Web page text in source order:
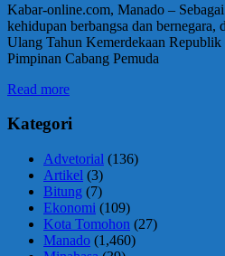
Kabar-online.com, Manado –
kehidupan berbangsa dan bernegara,
Ulang Tahun Kemerdekaan
Pimpinan Cabang Pemuda
Read more
Kategori
Advetorial (136)
Artikel (3)
Bitung (7)
Ekonomi (109)
Kota Tomohon (27)
Manado (1,460)